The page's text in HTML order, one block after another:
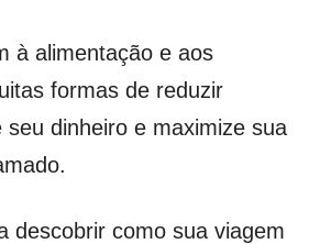
à alimentação e aos
formas de reduzir
dinheiro e maximize sua
descobrir como sua viagem